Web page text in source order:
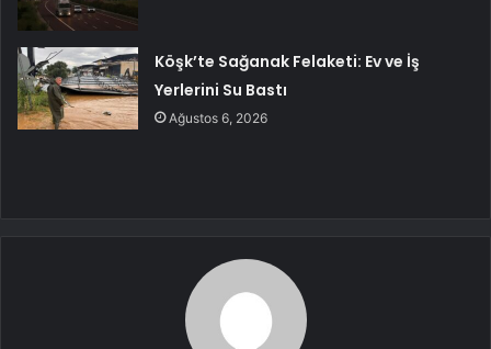
Köşk’te Sağanak Felaketi: Ev ve İş
Yerlerini Su Bastı
Ağustos 6, 2026